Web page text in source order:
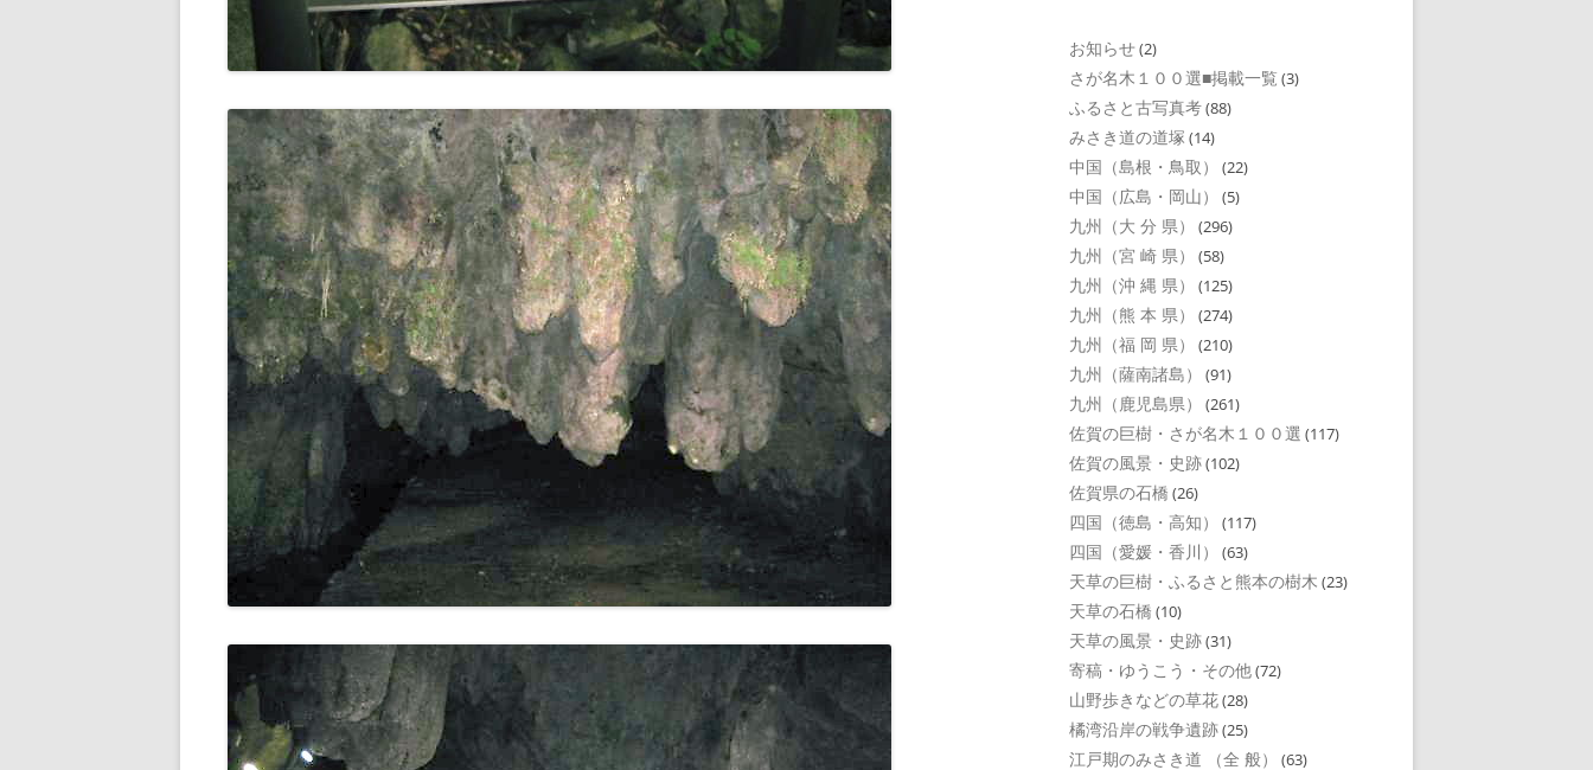
お知らせ(2)
さが名木１００選■掲載一覧 (3)
ふるさと古写真考(88)
みさき道の道塚 (14)
中国（島根・鳥取） (22)
中国（広島・岡山） (5)
九州（大 分 県） (296)
九州（宮 崎 県） (58)
九州（沖 縄 県） (125)
九州（熊 本 県） (274)
九州（福 岡 県） (210)
九州（薩南諸島） (91)
九州（鹿児島県） (261)
佐賀の巨樹・さが名木１００選 (117)
佐賀の風景・史跡(102)
佐賀県の石橋 (26)
四国（徳島・高知） (117)
四国（愛媛・香川） (63)
天草の巨樹・ふるさと熊本の樹木 (23)
天草の石橋 (10)
天草の風景・史跡(31)
寄稿・ゆうこう・その他(72)
山野歩きなどの草花(28)
橘湾沿岸の戦争遺跡(25)
江戸期のみさき道 （全 般） (63)